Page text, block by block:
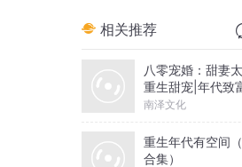
相关推荐
八零宠婚：甜妻
重生甜宠|年代致
表白
南泽文化
重生年代有空间
合集）